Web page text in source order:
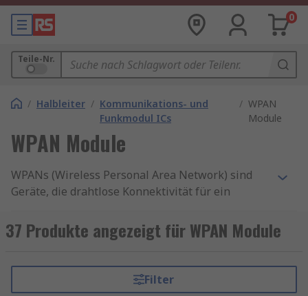
0
Teile-Nr.
/ Halbleiter / Kommunikations- und
Funkmodul ICs
/ WPAN
Module
WPAN Module
WPANs (Wireless Personal Area Network) sind
Geräte, die drahtlose Konnektivität für ein
Wesentlichen ein kleines und privates drahtloses
Netzwerk.
Bei RS finden Techniker, Entwicklungsingenieure
und Einkäufer eine große Auswahl an WPAN-
37 Produkte angezeigt für WPAN Module
Filter